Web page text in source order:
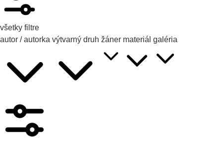
všetky filtre
autor / autorka výtvarný druh žáner materiál galéria